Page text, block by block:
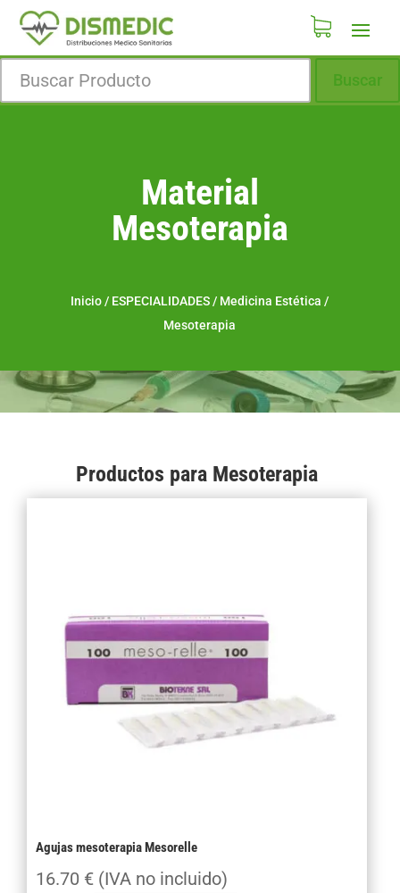
Buscar
Material
Mesoterapia
Inicio/ ESPECIALIDADES/ Medicina Estética /
Mesoterapia
Productos para Mesoterapia
Agujas mesoterapia Mesorelle
16.70 € (IVA no incluido)